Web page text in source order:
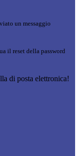
un messaggio
il reset della password
di posta elettronica!